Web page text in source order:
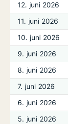
12. juni 2026
11. juni 2026
10. juni 2026
9. juni 2026
8. juni 2026
7. juni 2026
6. juni 2026
5. juni 2026